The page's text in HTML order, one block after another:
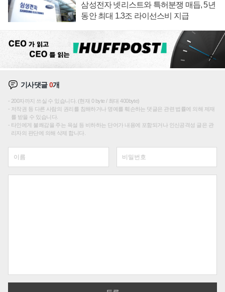
삼성전자 넷리스트와 특허분쟁 매듭, 5년
동안 최대 1.3조 라이선스비 지급
기사댓글0개
200자까지 쓰실 수 있습니다. (현재 0 byte / 최대 400byte)
저작권 등 다른 사람의 권리를 침해하거나 명예를 훼손하는 댓글은 관련 법률에 의해 제재
를 받을 수 있습니다.
타인에게 불쾌감을 주는 욕설 등 비하하는 단어가 내용에 포함되거나 인신공격성 글은 관
리자의 판단에 의해 삭제 합니다.